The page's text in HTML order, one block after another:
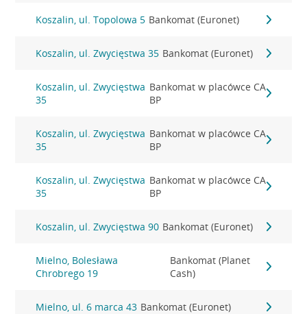
Koszalin, ul. Topolowa 5 Bankomat (Euronet)
Koszalin, ul. Zwycięstwa 35 Bankomat (Euronet)
Koszalin, ul. Zwycięstwa
35
Bankomat w placówce CA
BP
Koszalin, ul. Zwycięstwa
35
Bankomat w placówce CA
BP
Koszalin, ul. Zwycięstwa
35
Bankomat w placówce CA
BP
Koszalin, ul. Zwycięstwa 90 Bankomat (Euronet)
Mielno, Bolesława
Chrobrego 19
Bankomat (Planet
Cash)
Mielno, ul. 6 marca 43 Bankomat (Euronet)